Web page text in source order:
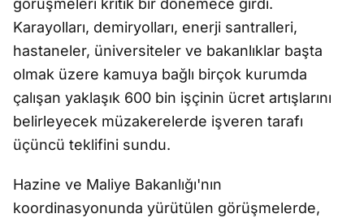
görüşmeleri kritik bir dönemece girdi.
Karayolları, demiryolları, enerji santralleri,
hastaneler, üniversiteler ve bakanlıklar başta
olmak üzere kamuya bağlı birçok kurumda
çalışan yaklaşık 600 bin işçinin ücret artışlarını
belirleyecek müzakerelerde işveren tarafı
üçüncü teklifini sundu.
Hazine ve Maliye Bakanlığı'nın
koordinasyonunda yürütülen görüşmelerde,